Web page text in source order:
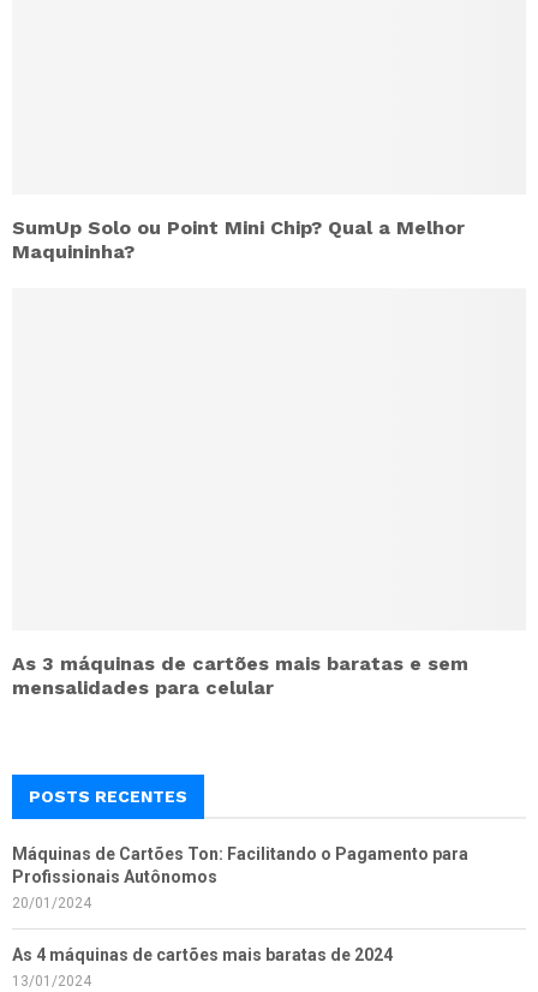
SumUp Solo ou Point Mini Chip? Qual a Melhor
Maquininha?
As 3 máquinas de cartões mais baratas e sem
mensalidades para celular
POSTS RECENTES
Máquinas de Cartões Ton: Facilitando o Pagamento para
Profissionais Autônomos
20/01/2024
As 4 máquinas de cartões mais baratas de 2024
13/01/2024